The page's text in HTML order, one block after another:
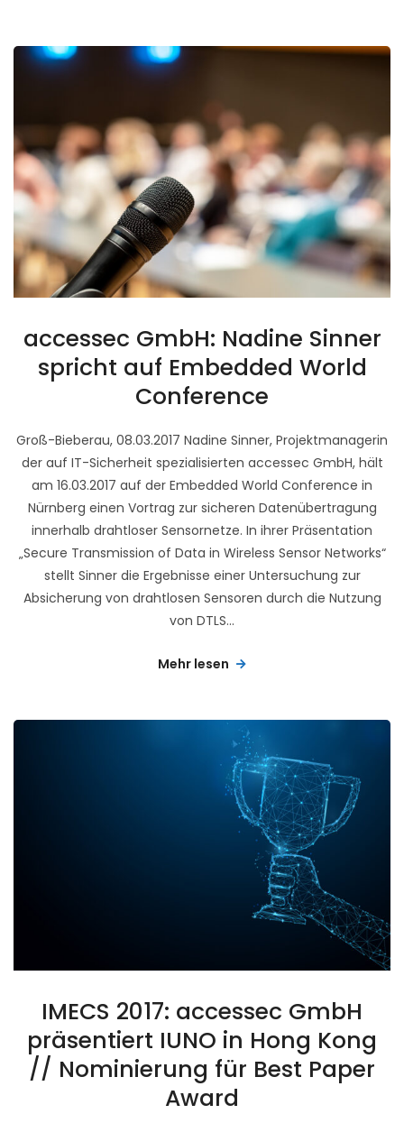
accessec GmbH: Nadine Sinner
spricht auf Embedded World
Conference
Groß-Bieberau, 08.03.2017 Nadine Sinner, Projektmanagerin
der auf IT-Sicherheit spezialisierten accessec GmbH, hält
am 16.03.2017 auf der Embedded World Conference in
Nürnberg einen Vortrag zur sicheren Datenübertragung
innerhalb drahtloser Sensornetze. In ihrer Präsentation
„Secure Transmission of Data in Wireless Sensor Networks“
stellt Sinner die Ergebnisse einer Untersuchung zur
Absicherung von drahtlosen Sensoren durch die Nutzung
von DTLS...
Mehr lesen
IMECS 2017: accessec GmbH
präsentiert IUNO in Hong Kong
// Nominierung für Best Paper
Award